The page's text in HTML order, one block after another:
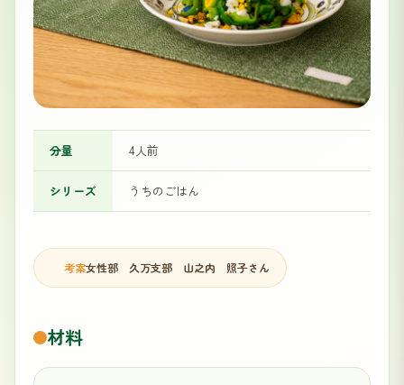
分量 4人前
シリーズ うちのごはん
考案女性部 久万支部 山之内 照子さん
材料